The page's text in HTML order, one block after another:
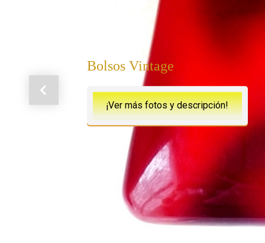
Bolsos Vintage
¡Ver más fotos y descripción!
Anterior